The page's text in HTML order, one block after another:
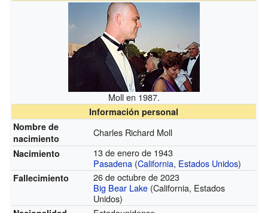
Moll en 1987.
Información personal
Nombre de
nacimiento
Charles Richard Moll
Nacimiento
13 de enero de 1943
Pasadena (California, Estados Unidos)
Fallecimiento
26 de octubre de 2023
Big Bear Lake (California, Estados
Unidos)